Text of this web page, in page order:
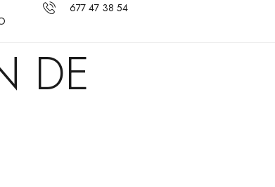
677 47 38 54
DE